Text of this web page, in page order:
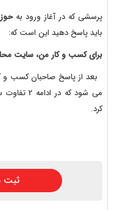
پرسشی که در آغاز ورود به
باید پاسخ دهید این است که:
برای کسب و کار من، سایت
بعد از پاسخ صاحبان کسب و
می شود که
کرد.
ثبت